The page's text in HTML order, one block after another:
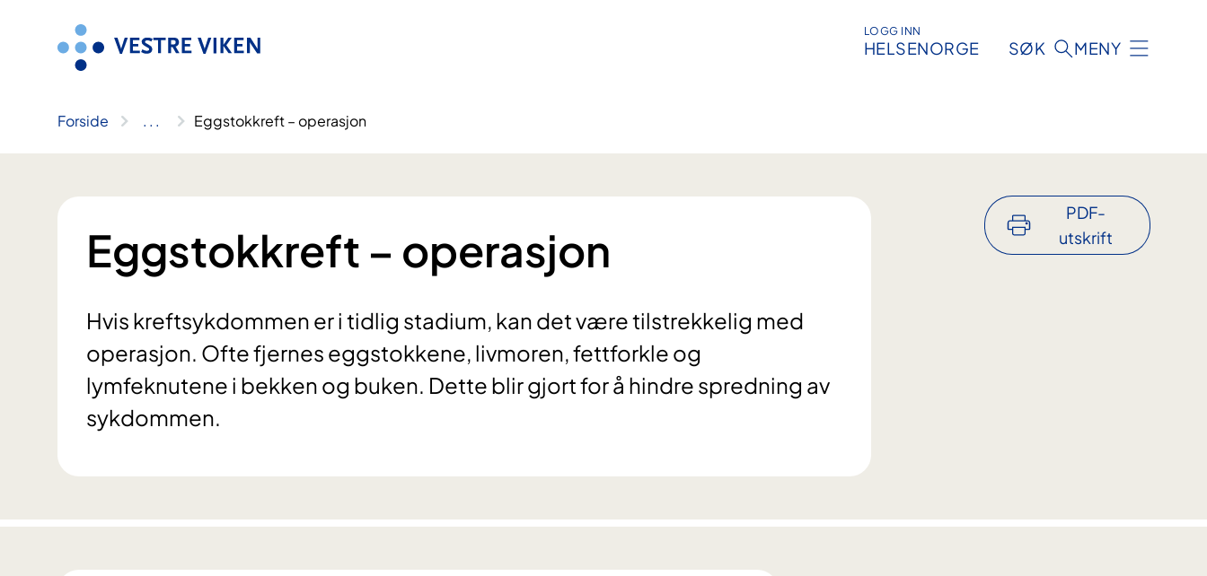
LOGG INN
HELSENORGE SØK MENY
Forside .. . Eggstokkreft – operasjon
Eggstokkreft – operasjon
Hvis kreftsykdommen er i tidlig stadium, kan det være tilstrekkelig med
operasjon. Ofte fjernes eggstokkene, livmoren, fettforkle og
lymfeknutene i bekken og buken. Dette blir gjort for å hindre spredning av
sykdommen.
PDF-
utskrift